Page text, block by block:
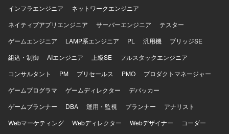
インフラエンジニア
ネットワークエンジニア
ネイティブアプリエンジニア
サーバーエンジニア
テスター
ゲームエンジニア
LAMP系エンジニア PL 汎用機
ブリッジSE
組込・制御
AIエンジニア 上級SE
フルスタックエンジニア
コンサルタント
PM プリセールス PMO
プロダクトマネージャー
ゲームプログラマ
ゲームディレクター
デバッカー
ゲームプランナー
DBA 運用・監視 プランナー
アナリスト
Webマーケティング
Webディレクター Webデザイナー
コーダー